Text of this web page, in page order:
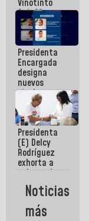
Maiquetía
Vinotinto
Sub 20
campeona
frente
México Sub
23 en los
Centroamericanos
Presidenta
Encargada
designa
nuevos
titulares en
Viceministerio
de Energía
Eléctrica y
CORPOELEC
Presidenta
(E) Delcy
Rodríguez
exhorta a
gobernadores
y alcaldes a
edificar
casas para
abuelos
Noticias
más